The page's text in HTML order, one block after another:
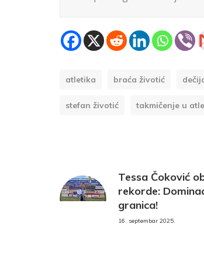
atletika braća životić
stefan životić takmičenje u
Tessa Čoković
rekorde:
granica!
16. septembar 2025.